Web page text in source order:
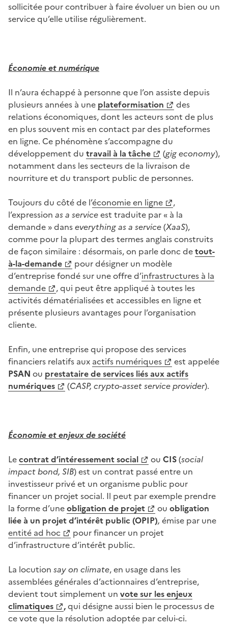
sollicitée pour contribuer à faire évoluer un bien ou un
service qu’elle utilise régulièrement.
Économie etnumérique
Il n’aura échappé à personne que l’on assiste depuis
plusieurs années à une plateformisation
des
relations économiques, dont les acteurs sont de plus
en plus souvent mis en contact par des plateformes
en ligne. Ce phénomène s’accompagne du
développement du travail à la tâche (gig economy),
notamment dans les secteurs de la livraison de
nourriture et du transport public de personnes.
Toujours du côté de l’économie en ligne
,
l’expression as a serviceest traduite par « à la
demande » danseverything as a service(XaaS),
comme pour la plupart des termes anglais construits
de façon similaire : désormais, on parle donc detout-
à-la-demande
pour désigner un modèle
d’entreprise fondé sur une offre d’infrastructures à la
demande
, qui peut être appliqué à toutes les
activités dématérialisées et accessibles en ligne et
présente plusieurs avantages pour l’organisation
cliente.
Enfin, une entreprise qui propose des services
financiers relatifs aux actifs numériques
est appelée
PSAN ou prestataire de services liés auxactifs
numériques
(CASP, crypto-asset service provider).
Économie et enjeux de société
Lecontrat d’intéressement social ou CIS(social
impact bond, SIB) est un contrat passé entre un
investisseur privé et un organisme public pour
financer un projet social. Il peut par exemple prendre
la forme d’uneobligation de projet ou obligation
liée à un projet d’intérêt public(OPIP), émise par une
entité ad hoc
pour financer un projet
d’infrastructure d’intérêt public.
La locution say on climate, en usage dans les
assemblées générales d’actionnaires d’entreprise,
devient tout simplement un vote sur les enjeux
climatiques
,qui désigne aussi bien le processus de
ce vote que la résolution adoptée par celui-ci.